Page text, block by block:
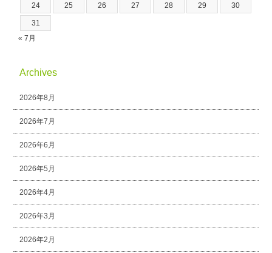
24 25 26 27 28 29 30
31
« 7月
Archives
2026年8月
2026年7月
2026年6月
2026年5月
2026年4月
2026年3月
2026年2月